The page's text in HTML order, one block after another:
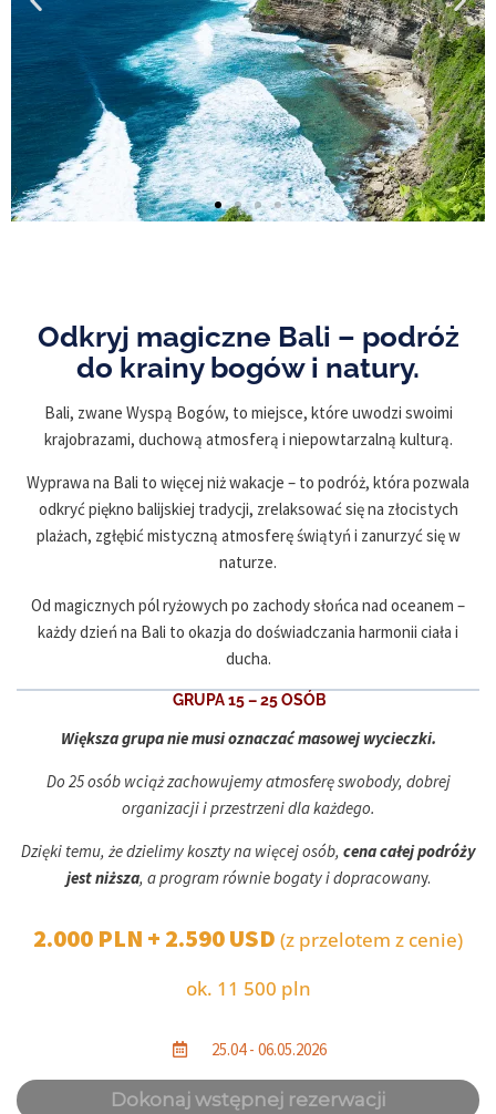
Odkryj magiczne Bali – podróż
do krainy bogów i natury.
Bali, zwane Wyspą Bogów, to miejsce, które uwodzi swoimi
krajobrazami, duchową atmosferą i niepowtarzalną kulturą.
Wyprawa na Bali to więcej niż wakacje – to podróż, która pozwala
odkryć piękno balijskiej tradycji, zrelaksować się na złocistych
plażach, zgłębić mistyczną atmosferę świątyń i zanurzyć się w
naturze.
Od magicznych pól ryżowych po zachody słońca nad oceanem –
każdy dzień na Bali to okazja do doświadczania harmonii ciała i
ducha.
GRUPA 15 – 25 OSÓB
Większa grupa nie musi oznaczać masowej wycieczki.
Do 25 osób wciąż zachowujemy atmosferę swobody, dobrej
organizacji i przestrzeni dla każdego.
Dzięki temu, że dzielimy koszty na więcej osób, cena całej podróży
jest niższa, a program równie bogaty i dopracowany.
2.000 PLN + 2.590 USD (z przelotem z cenie)
ok. 11 500 pln
25.04 - 06.05.2026